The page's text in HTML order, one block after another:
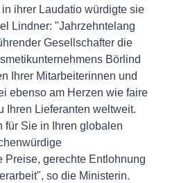
ihrer Laudatio würdigte sie
Lindner: "Jahrzehntelang
Gesellschafter die
Börlind
Ihrer Mitarbeiterinnen und
ebenso am Herzen wie faire
Ihren Lieferanten weltweit.
für Sie in Ihren globalen
Preise, gerechte Entlohnung
so die Ministerin.